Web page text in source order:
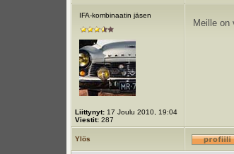
IFA-kombinaatin jäsen
Liittynyt: 17 Joulu 2010, 19:04
Viestit: 287
Meille on
Ylös